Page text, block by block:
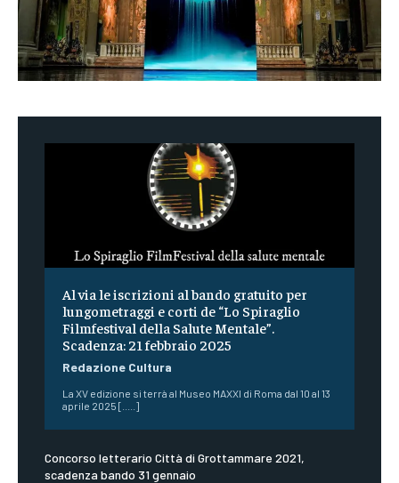
Al via le iscrizioni al bando gratuito per
lungometraggi e corti de “Lo Spiraglio
Filmfestival della Salute Mentale”.
Scadenza: 21 febbraio 2025
Redazione Cultura
La XV edizione si terrà al Museo MAXXI di Roma dal 10 al 13
aprile 2025 [.....]
Concorso letterario Città di Grottammare 2021,
scadenza bando 31 gennaio